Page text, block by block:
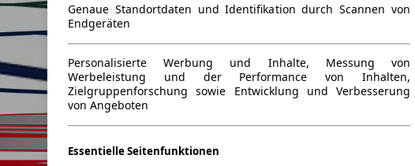
Genaue Standortdaten und Identifikation durch Scannen von
Endgeräten
Personalisierte Werbung und Inhalte, Messung von
Werbeleistung und der Performance von Inhalten,
Zielgruppenforschung sowie Entwicklung und Verbesserung
von Angeboten
Essentielle Seitenfunktionen